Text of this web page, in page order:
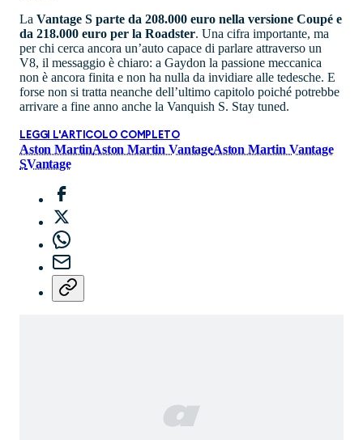
La Vantage S parte da 208.000 euro nella versione Coupé e
da 218.000 euro per la Roadster. Una cifra importante, ma
per chi cerca ancora un’auto capace di parlare attraverso un
V8, il messaggio è chiaro: a Gaydon la passione meccanica
non è ancora finita e non ha nulla da invidiare alle tedesche. E
forse non si tratta neanche dell’ultimo capitolo poiché potrebbe
arrivare a fine anno anche la Vanquish S. Stay tuned.
LEGGI L'ARTICOLO COMPLETO
Aston MartinAston Martin VantageAston Martin Vantage
SVantage